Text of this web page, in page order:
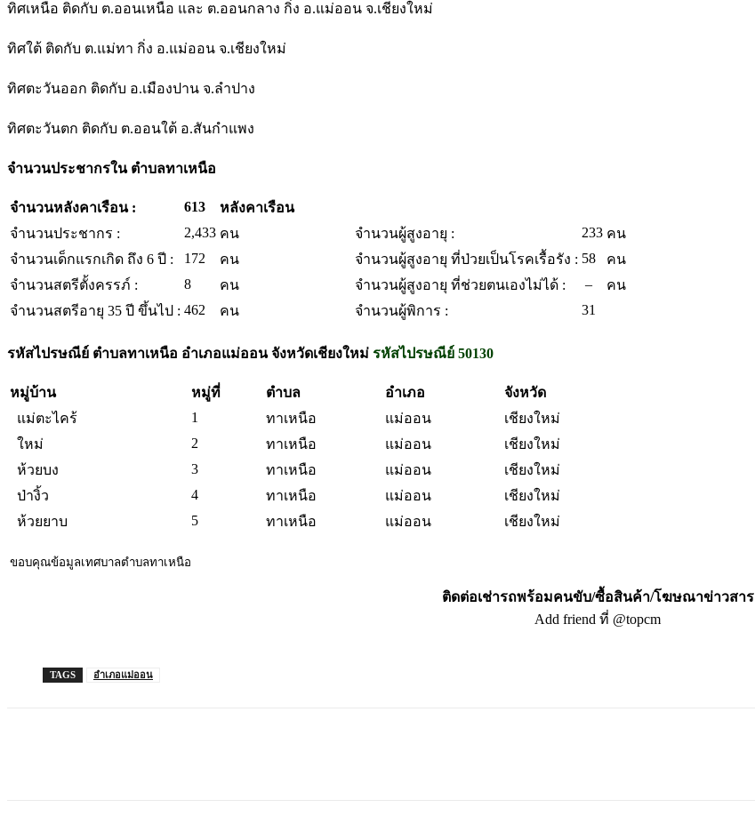
ทิศเหนือ ติดกับ ต.ออนเหนือ และ ต.ออนกลาง กิ่ง อ.แม่ออน จ.เชียงใหม่
ทิศใต้ ติดกับ ต.แม่ทา กิ่ง อ.แม่ออน จ.เชียงใหม่
ทิศตะวันออก ติดกับ อ.เมืองปาน จ.ลำปาง
ทิศตะวันตก ติดกับ ต.ออนใต้ อ.สันกำแพง
จำนวนประชากรใน ตำบลทาเหนือ
จำนวนหลังคาเรือน : 613
หลังคาเรือน
จำนวนประชากร :
2,433 คน จำนวนผู้สูงอายุ : 233 คน
จำนวนเด็กแรกเกิด ถึง 6 ปี :
172 คน จำนวนผู้สูงอายุ ที่ป่วยเป็นโรคเรื้อรัง : 58
คน
จำนวนสตรีตั้งครรภ์ :
8 คน จำนวนผู้สูงอายุ ที่ช่วยตนเองไม่ได้ : –
คน
จำนวนสตรีอายุ 35 ปี ขึ้นไป : 462 คน จำนวนผู้พิการ : 31
รหัสไปรษณีย์ ตำบลทาเหนือ อำเภอแม่ออน จังหวัดเชียงใหม่ รหัสไปรษณีย์ 50130
หมู่บ้าน หมู่ที่ ตำบล อำเภอ
จังหวัด
แม่ตะไคร้
1 ทาเหนือ แม่ออน
เชียงใหม่
ใหม่
2 ทาเหนือ แม่ออน
เชียงใหม่
ห้วยบง
3 ทาเหนือ แม่ออน
เชียงใหม่
ป่างิ้ว
4 ทาเหนือ แม่ออน
เชียงใหม่
ห้วยยาบ
5 ทาเหนือ แม่ออน เชียงใหม่
ขอบคุณข้อมูลเทศบาลตำบลทาเหนือ
ติดต่อเช่ารถพร้อมคนขับ/ซื้อสินค้า/โฆษณาข่าวสาร
Add friend ที่ @topcm
TAGS อำเภอแม่ออน